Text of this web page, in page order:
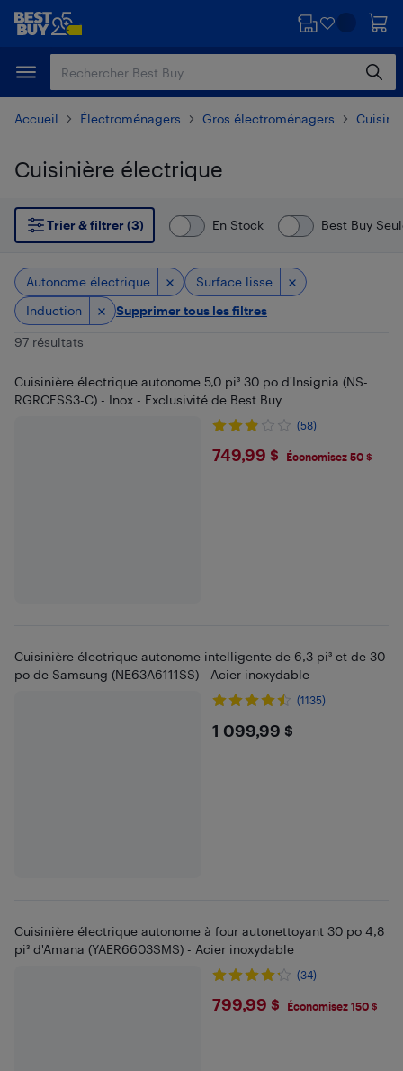
Passer
principal
Passer
Accueil Électroménagers Gros électroménagers
Cuisinière électrique
Passer aux résultats
Trier & filtrer (3)
En Stock Best Buy
Autonome électrique
Surface lisse
Induction
Supprimer tous les filtres
97 résultats
Cuisinière électrique autonome 5,0 pi³ 30 po d'Insignia (NS-
RGRCESS3-C) - Inox - Exclusivité de Best Buy
(58)
$749.99
749,99 $ Économisez 50 $
Cuisinière électrique autonome intelligente de 6,3 pi³ et de 30
po de Samsung (NE63A6111SS) - Acier inoxydable
(1135)
$1099.99
1 099,99 $
Cuisinière électrique autonome à four autonettoyant 30 po 4,8
pi³ d'Amana (YAER6603SMS) - Acier inoxydable
(34)
$799.99
799,99 $ Économisez 150 $